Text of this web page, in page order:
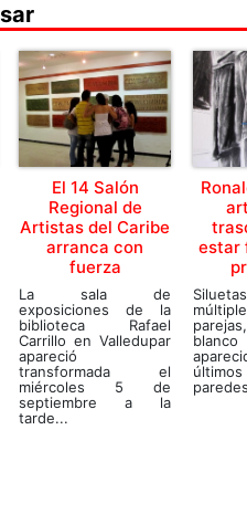
El 14 Salón
Regional de
Artistas del Caribe
arranca con
fuerza
La sala de
exposiciones de la
biblioteca Rafael
Carrillo en Valledupar
apareció
transformada el
miércoles 5 de
septiembre a la
tarde...
estar